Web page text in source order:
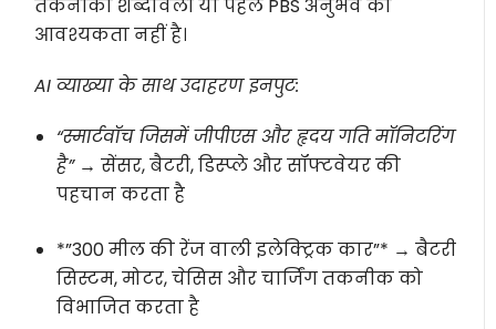
तकनीकी शब्दावली या पहले PBS अनुभव की
आवश्यकता नहीं है।
AI व्याख्या के साथ उदाहरण इनपुट:
“स्मार्टवॉच जिसमें जीपीएस और हृदय गति मॉनिटरिंग
है”→ सेंसर, बैटरी, डिस्प्ले और सॉफ्टवेयर की
पहचान करता है
*”300 मील की रेंज वाली इलेक्ट्रिक कार”* → बैटरी
सिस्टम, मोटर, चेसिस और चार्जिंग तकनीक को
विभाजित करता है